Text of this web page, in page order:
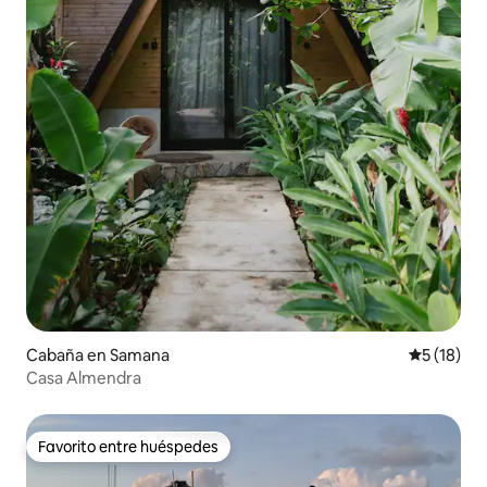
Cabaña en Samana
5 (18)
Casa Almendra
Favorito entre huéspedes
Favorito entre huéspedes